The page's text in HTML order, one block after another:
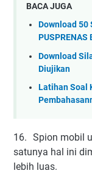
BACA JUGA
Download 50
PUSPRENAS
Download
Diujikan
Latihan Soal
16. Spion
satunya hal ini
lebih luas.